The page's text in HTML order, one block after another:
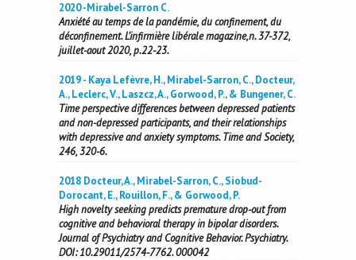
2020 -Mirabel-Sarron C.
Anxiété au temps de la pandémie, du confinement, du
déconfinement. L’infirmière libérale magazine,n. 37-372,
juillet-aout 2020, p.22-23.
2019 - Kaya Lefèvre, H., Mirabel-Sarron, C., Docteur,
A., Leclerc, V., Laszcz, A., Gorwood, P., & Bungener, C.
Time perspective differences between depressed patients
and non-depressed participants, and their relationships
with depressive and anxiety symptoms. Time and Society,
246, 320-6.
2018 Docteur, A., Mirabel-Sarron, C., Siobud-
Dorocant, E., Rouillon, F., & Gorwood, P.
High novelty seeking predicts premature drop-out from
cognitive and behavioral therapy in bipolar disorders.
Journal of Psychiatry and Cognitive Behavior. Psychiatry.
DOI: 10.29011/2574-7762. 000042